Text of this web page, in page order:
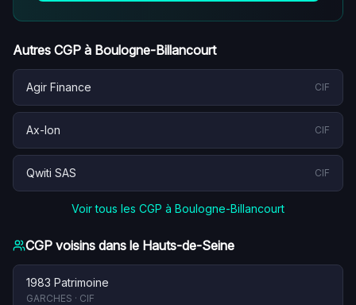
Autres CGP à Boulogne-Billancourt
Agir Finance CIF
Ax-Ion CIF
Qwiti SAS CIF
Voir tous les CGP à Boulogne-Billancourt
CGP voisins dans le Hauts-de-Seine
1983 Patrimoine
GARCHES · CIF